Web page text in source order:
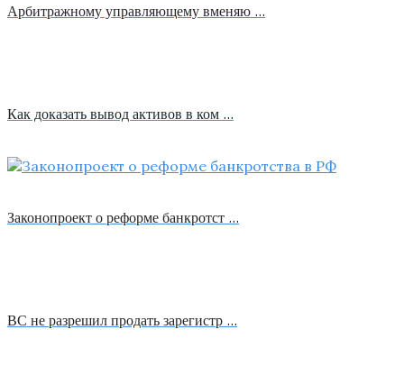
Арбитражному управляющему вменяю …
Как доказать вывод активов в ком …
Законопроект о реформе банкротст …
ВС не разрешил продать зарегистр …